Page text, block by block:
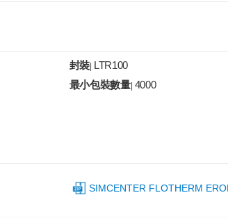
封裝 LTR100
最小包裝數量| 4000
SIMCENTER FLOTHERM